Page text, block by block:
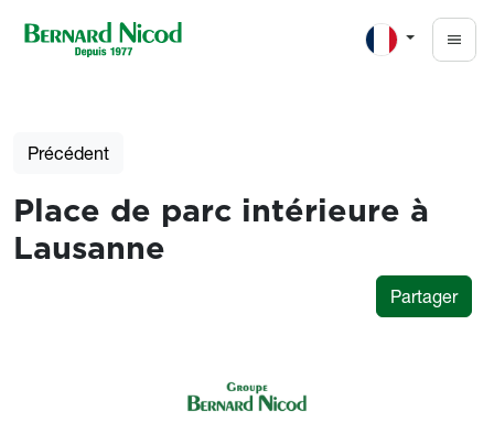
Précédent
Place de parc intérieure à
Lausanne
Partager